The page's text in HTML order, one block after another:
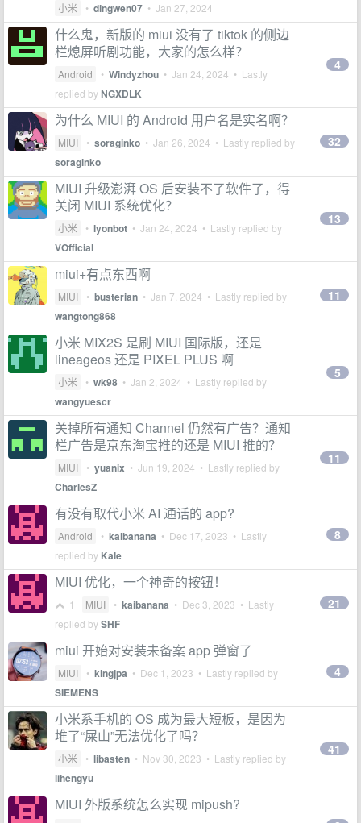
小米 • dingwen07 • Jan 27, 2024
什么鬼，新版的 miui 没有了 tiktok 的侧边
栏熄屏听剧功能，大家的怎么样？
Android • Windyzhou • Jan 24, 2024 • Lastly
replied byNGXDLK
4
为什么 MIUI 的 Android 用户名是实名啊？
MIUI • soraginko • Jan 26, 2024 • Lastly replied by
soraginko
32
MIUI 升级澎湃 OS 后安装不了软件了，得
关闭 MIUI 系统优化？
小米 • lyonbot • Jan 24, 2024 • Lastly replied by
VOfficial
13
miui+有点东西啊
MIUI • busterian • Jan 7, 2024 • Lastly replied by
wangtong868
11
小米 MIX2S 是刷 MIUI 国际版，还是
lineageos 还是 PIXEL PLUS 啊
小米 • wk98 • Jan 2, 2024 • Lastly replied by
wangyuescr
5
关掉所有通知 Channel 仍然有广告？通知
栏广告是京东淘宝推的还是 MIUI 推的？
MIUI • yuanix • Jun 19, 2024 • Lastly replied by
CharlesZ
11
有没有取代小米 AI 通话的 app?
Android • kaibanana • Dec 17, 2023 • Lastly
replied by Kale
8
MIUI 优化，一个神奇的按钮！
1 MIUI • kaibanana • Dec 3, 2023 • Lastly
replied bySHF
21
miui 开始对安装未备案 app 弹窗了
MIUI • kingjpa • Dec 1, 2023 • Lastly replied by
SIEMENS
4
小米系手机的 OS 成为最大短板，是因为
堆了“屎山”无法优化了吗？
小米 • libasten • Nov 30, 2023 • Lastly replied by
lihengyu
41
MIUI 外版系统怎么实现 mipush?